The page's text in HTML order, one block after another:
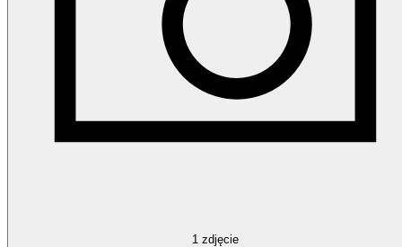
1 zdjęcie